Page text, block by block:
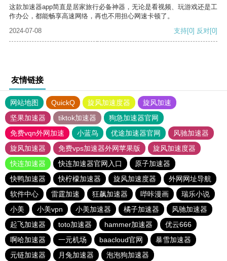
这款加速器app简直是居家旅行必备神器，无论是看视频、玩游戏还是工
作办公，都能畅享高速网络，再也不用担心网速卡顿了。
2024-07-08
支持[0] 反对[0]
友情链接
网站地图 QuickQ 旋风加速度器
旋风加速
坚果加速器
tiktok加速器
狗急加速器官网
免费vqn外网加速
小蓝鸟 优途加速器官网
风驰加速器
旋风加速器
免费vps加速器外网苹果版
旋风加速度器
快连加速器
快连加速器官网入口
原子加速器
快鸭加速器
快柠檬加速器 旋风加速度器
外网网址导航
软件中心
雷霆加速 狂飙加速器 哔咔漫画
瑞乐小说
小美
小美vpn 小美加速器 橘子加速器
风驰加速器
起飞加速器
toto加速器 hammer加速器
优云666
啊哈加速器
一元机场 baacloud官网
暴雪加速器
元链加速器
月兔加速器 泡泡狗加速器